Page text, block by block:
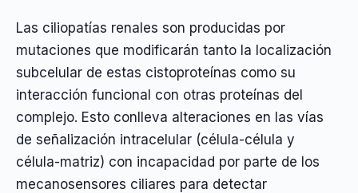
Las ciliopatías renales son producidas por
mutaciones que modificarán tanto la localización
subcelular de estas cistoproteínas como su
interacción funcional con otras proteínas del
complejo. Esto conlleva alteraciones en las vías
de señalización intracelular (célula-célula y
célula-matriz) con incapacidad por parte de los
mecanosensores ciliares para detectar